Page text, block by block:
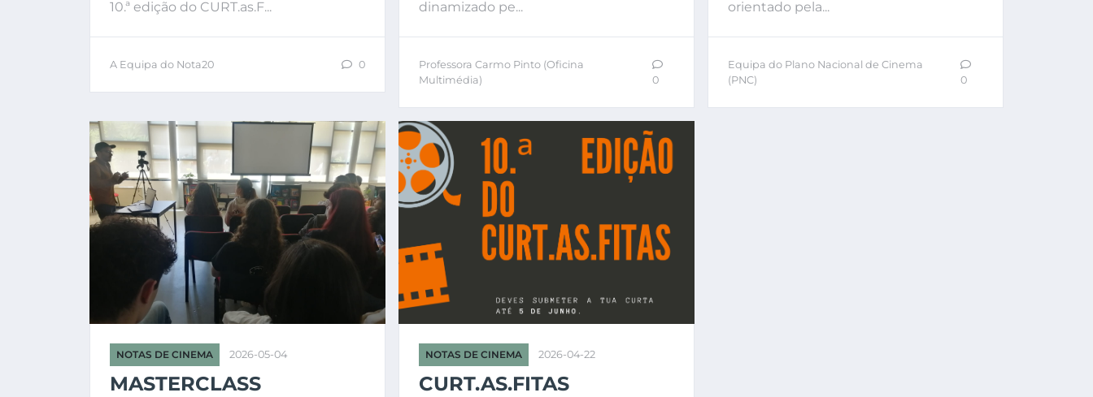
10.ª edição do CURT.as.F...
A Equipa do Nota20 0
dinamizado pe...
Professora Carmo Pinto (Oficina
Multimédia)
0
orientado pela...
Equipa do Plano Nacional de Cinema
(PNC)
0
NOTAS DE CINEMA 2026-05-04
MASTERCLASS
NOTAS DE CINEMA 2026-04-22
CURT.AS.FITAS